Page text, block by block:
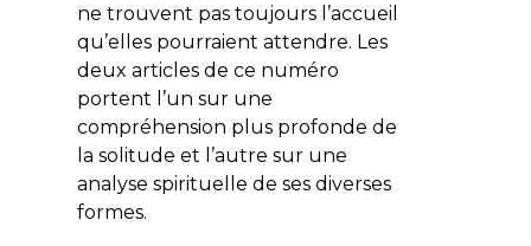
ne trouvent pas toujours l’accueil
qu’elles pourraient attendre. Les
deux articles de ce numéro
portent l’un sur une
compréhension plus profonde de
la solitude et l’autre sur une
analyse spirituelle de ses diverses
formes.